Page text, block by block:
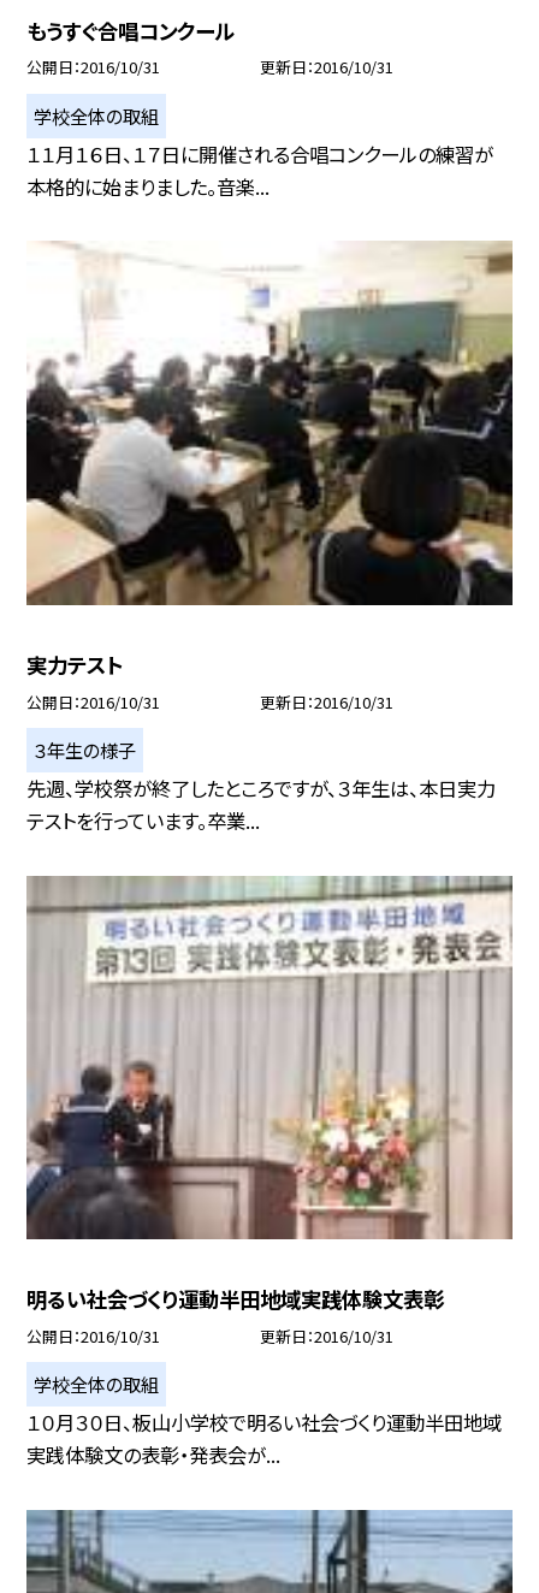
もうすぐ合唱コンクール
公開日 2016/10/31 更新日 2016/10/31
学校全体の取組
１１月１６日、１７日に開催される合唱コンクールの練習が
本格的に始まりました。音楽...
実力テスト
公開日 2016/10/31 更新日 2016/10/31
３年生の様子
先週、学校祭が終了したところですが、３年生は、本日実力
テストを行っています。卒業...
明るい社会づくり運動半田地域実践体験文表彰
公開日 2016/10/31 更新日 2016/10/31
学校全体の取組
１０月３０日、板山小学校で明るい社会づくり運動半田地域
実践体験文の表彰・発表会が...